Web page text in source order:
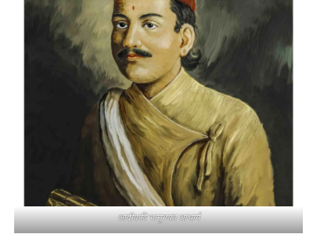
आदीकवि भानुभक्त आचार्य